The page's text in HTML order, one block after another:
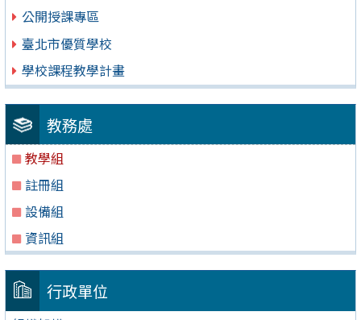
公開授課專區
臺北市優質學校
學校課程教學計畫
教務處
教學組
註冊組
設備組
資訊組
行政單位